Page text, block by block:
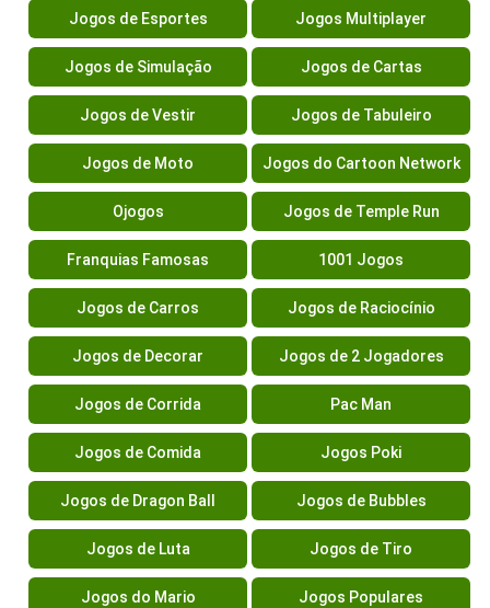
Jogos de Esportes Jogos Multiplayer
Jogos de Simulação Jogos de Cartas
Jogos de Vestir Jogos de Tabuleiro
Jogos de Moto Jogos do Cartoon Network
Ojogos Jogos de Temple Run
Franquias Famosas 1001 Jogos
Jogos de Carros Jogos de Raciocínio
Jogos de Decorar Jogos de 2 Jogadores
Jogos de Corrida Pac Man
Jogos de Comida Jogos Poki
Jogos de Dragon Ball Jogos de Bubbles
Jogos de Luta Jogos de Tiro
Jogos do Mario Jogos Populares